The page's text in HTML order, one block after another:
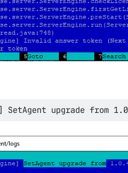
20.07 16:33:04.228 INFO  [ServerEngine]	SetAgent